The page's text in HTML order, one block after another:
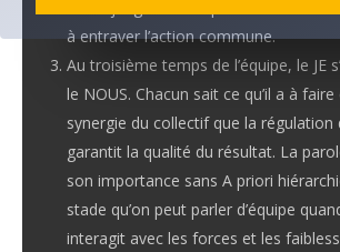
à entraver l’action commune.
Au troisième temps de l’équipe, le JE
le NOUS. Chacun sait ce qu’il a à faire
synergie du collectif que la régulation
garantit la qualité du résultat. La
son importance sans A priori
stade qu’on peut parler d’équipe
interagit avec les forces et les